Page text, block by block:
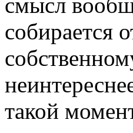
собирается
такой